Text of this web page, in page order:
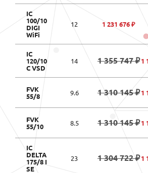
IC
100/10
DIGI
WiFi
12 1 231 676 ₽
IC
120/10
C VSD
14 1 355 747 ₽ 1
FVK
55/8
9.6 1 310 145 ₽ 1
FVK
55/10
8.5 1 310 145 ₽ 1
IC
DELTA
175/8 I
SE
23 1 304 722 ₽ 1